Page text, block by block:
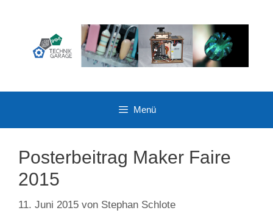
Menü
Posterbeitrag Maker Faire
2015
11. Juni 2015 von Stephan Schlote